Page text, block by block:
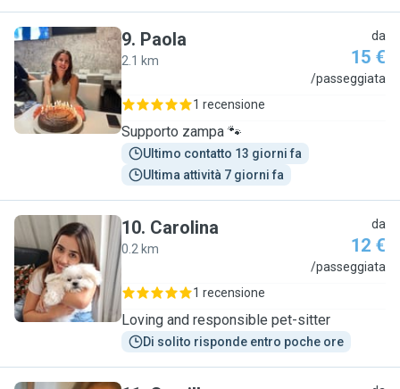
P
9. Paola
2.1 km
da
15 €
/passeggiata
1 recensione
Supporto zampa 🐾
Ultimo contatto 13 giorni fa
Ultima attività 7 giorni fa
C
10. Carolina
0.2 km
da
12 €
/passeggiata
1 recensione
Loving and responsible pet-sitter
Di solito risponde entro poche ore